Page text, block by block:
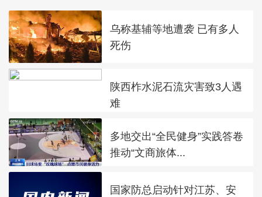
乌称基辅等地遭袭 已有多人
死伤
陕西柞水泥石流灾害致3人遇
难
多地交出“全民健身”实践答卷
推动“文商旅体...
国家防总启动针对江苏、安